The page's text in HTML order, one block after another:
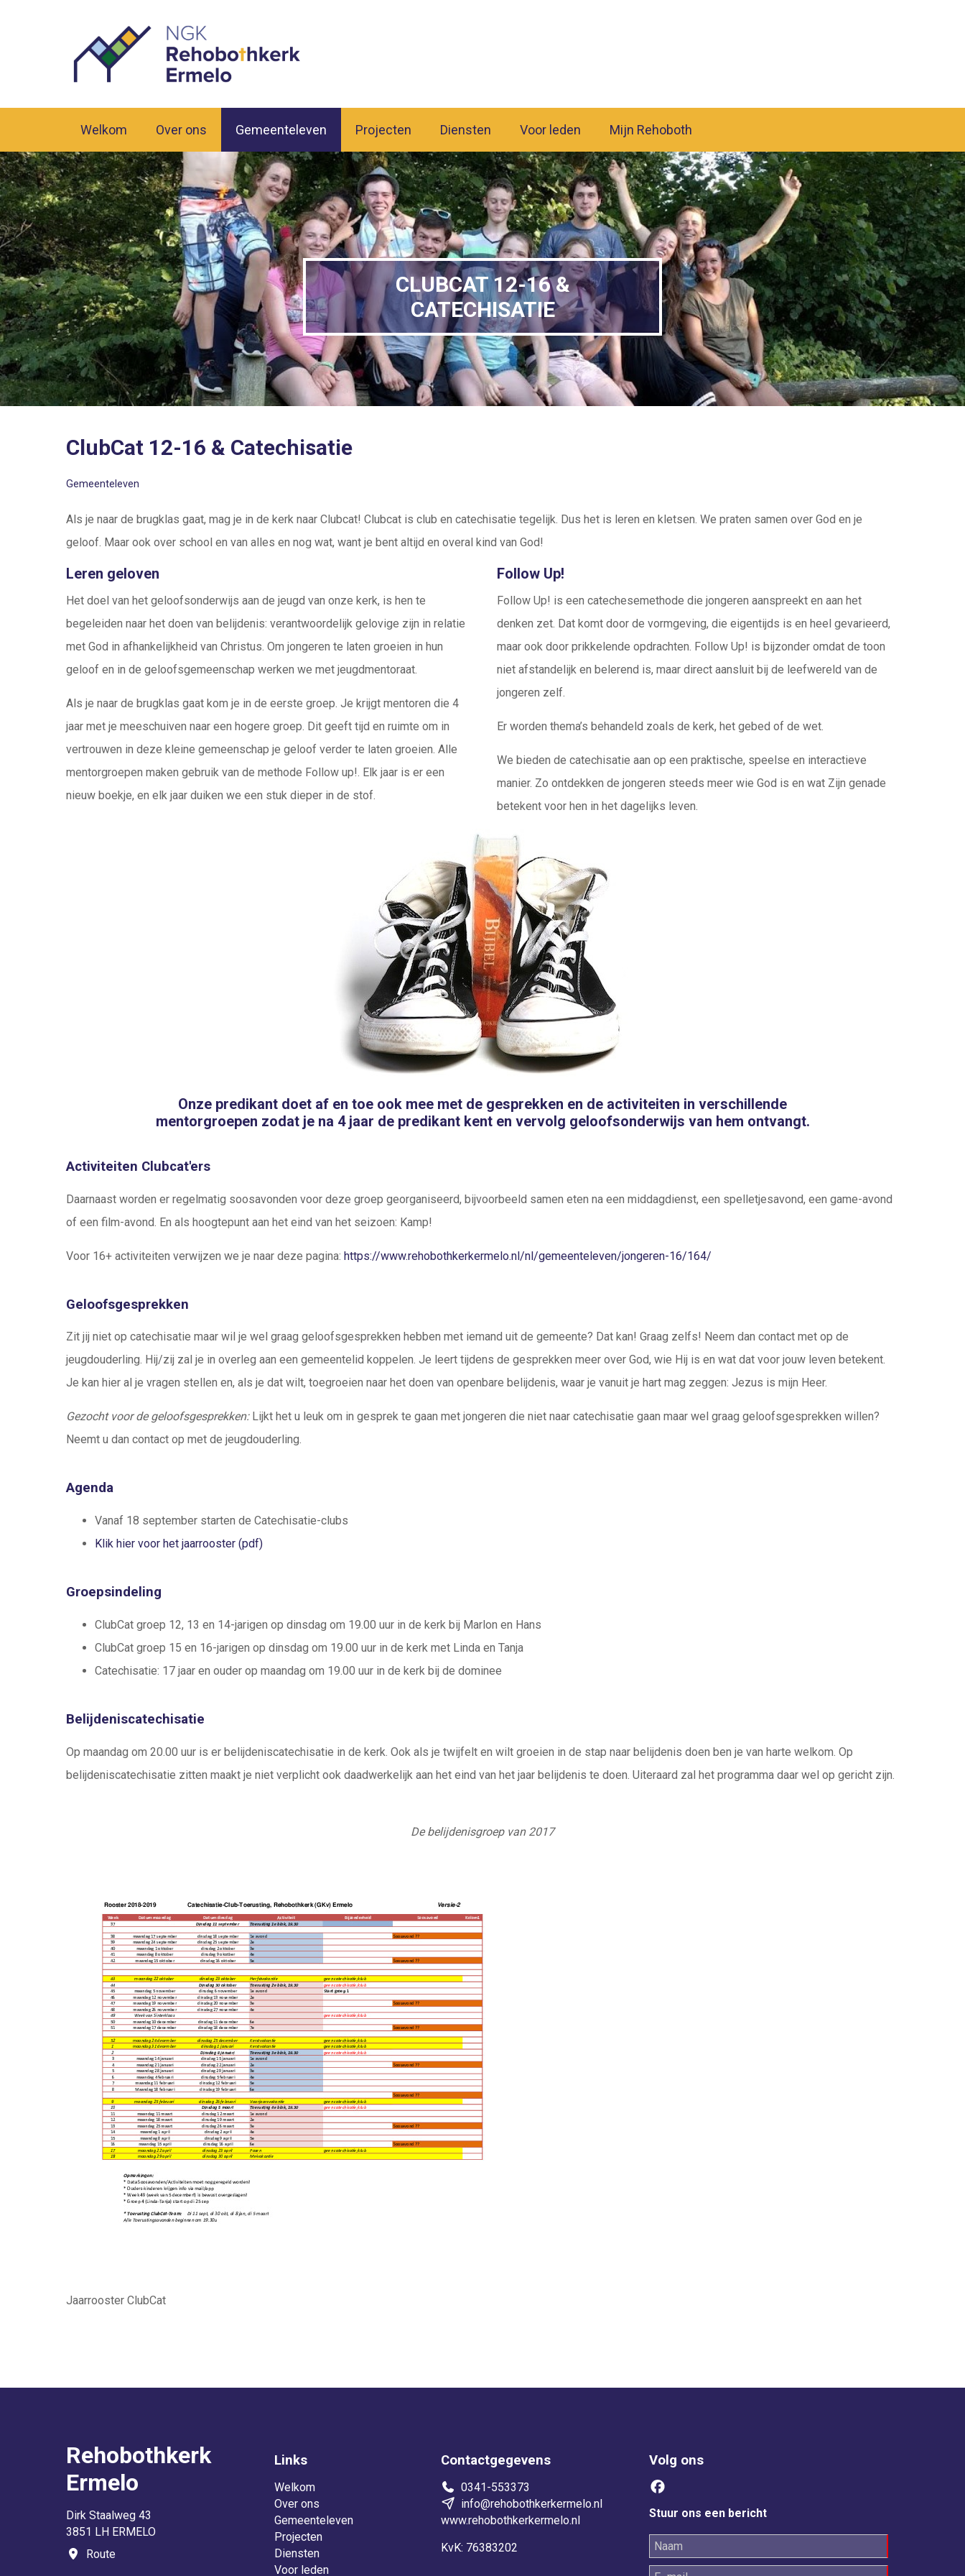
Welkom Over ons Gemeenteleven Projecten Diensten Voor leden Mijn Rehoboth
CLUBCAT 12-16 &
CATECHISATIE
ClubCat 12-16 & Catechisatie
Gemeenteleven
Als je naar de brugklas gaat, mag je in de kerk naar Clubcat! Clubcat is club en catechisatie tegelijk. Dus het is leren en kletsen. We praten samen over God en je
geloof. Maar ook over school en van alles en nog wat, want je bent altijd en overal kind van God!
Leren geloven
Het doel van het geloofsonderwijs aan de jeugd van onze kerk, is hen te
begeleiden naar het doen van belijdenis: verantwoordelijk gelovige zijn in relatie
met God in afhankelijkheid van Christus. Om jongeren te laten groeien in hun
geloof en in de geloofsgemeenschap werken we met jeugdmentoraat.
Als je naar de brugklas gaat kom je in de eerste groep. Je krijgt mentoren die 4
jaar met je meeschuiven naar een hogere groep. Dit geeft tijd en ruimte om in
vertrouwen in deze kleine gemeenschap je geloof verder te laten groeien. Alle
mentorgroepen maken gebruik van de methode Follow up!. Elk jaar is er een
nieuw boekje, en elk jaar duiken we een stuk dieper in de stof.
Follow Up!
Follow Up! is een catechesemethode die jongeren aanspreekt en aan het
denken zet. Dat komt door de vormgeving, die eigentijds is en heel gevarieerd,
maar ook door prikkelende opdrachten. Follow Up! is bijzonder omdat de toon
niet afstandelijk en belerend is, maar direct aansluit bij de leefwereld van de
jongeren zelf.
Er worden thema’s behandeld zoals de kerk, het gebed of de wet.
We bieden de catechisatie aan op een praktische, speelse en interactieve
manier. Zo ontdekken de jongeren steeds meer wie God is en wat Zijn genade
betekent voor hen in het dagelijks leven.
Onze predikant doet af en toe ook mee met de gesprekken en de activiteiten in verschillende
mentorgroepen zodat je na 4 jaar de predikant kent en vervolg geloofsonderwijs van hem ontvangt.
Activiteiten Clubcat'ers
Daarnaast worden er regelmatig soosavonden voor deze groep georganiseerd, bijvoorbeeld samen eten na een middagdienst, een spelletjesavond, een game-avond
of een film-avond. En als hoogtepunt aan het eind van het seizoen: Kamp!
Voor 16+ activiteiten verwijzen we je naar deze pagina: https://www.rehobothkerkermelo.nl/nl/gemeenteleven/jongeren-16/164/
Geloofsgesprekken
Zit jij niet op catechisatie maar wil je wel graag geloofsgesprekken hebben met iemand uit de gemeente? Dat kan! Graag zelfs! Neem dan contact met op de
jeugdouderling. Hij/zij zal je in overleg aan een gemeentelid koppelen. Je leert tijdens de gesprekken meer over God, wie Hij is en wat dat voor jouw leven betekent.
Je kan hier al je vragen stellen en, als je dat wilt, toegroeien naar het doen van openbare belijdenis, waar je vanuit je hart mag zeggen: Jezus is mijn Heer.
Gezocht voor de geloofsgesprekken: Lijkt het u leuk om in gesprek te gaan met jongeren die niet naar catechisatie gaan maar wel graag geloofsgesprekken willen?
Neemt u dan contact op met de jeugdouderling.
Agenda
Vanaf 18 september starten de Catechisatie-clubs
Klik hier voor het jaarrooster (pdf)
Groepsindeling
ClubCat groep 12, 13 en 14-jarigen op dinsdag om 19.00 uur in de kerk bij Marlon en Hans
ClubCat groep 15 en 16-jarigen op dinsdag om 19.00 uur in de kerk met Linda en Tanja
Catechisatie: 17 jaar en ouder op maandag om 19.00 uur in de kerk bij de dominee
Belijdeniscatechisatie
Op maandag om 20.00 uur is er belijdeniscatechisatie in de kerk. Ook als je twijfelt en wilt groeien in de stap naar belijdenis doen ben je van harte welkom. Op
belijdeniscatechisatie zitten maakt je niet verplicht ook daadwerkelijk aan het eind van het jaar belijdenis te doen. Uiteraard zal het programma daar wel op gericht zijn.
De belijdenisgroep van 2017
Jaarrooster ClubCat
Rehobothkerk
Ermelo
Dirk Staalweg 43
3851 LH ERMELO
Route
Links
Welkom
Over ons
Gemeenteleven
Projecten
Diensten
Voor leden
Contactgegevens
0341-553373
info@rehobothkerkermelo.nl
www.rehobothkerkermelo.nl
KvK: 76383202
Volg ons
Stuur ons een bericht